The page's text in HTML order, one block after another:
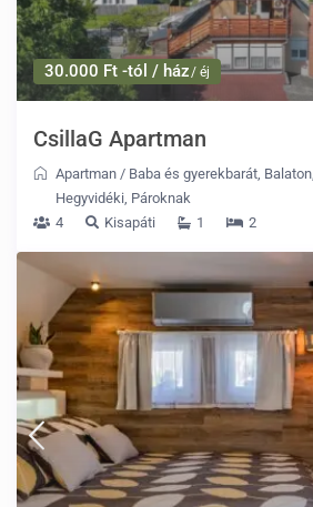
30.000 Ft -tól / ház/ éj
CsillaG Apartman
Apartman / Baba és gyerekbarát Balaton
Hegyvidéki Pároknak
4
Kisapáti 1 2